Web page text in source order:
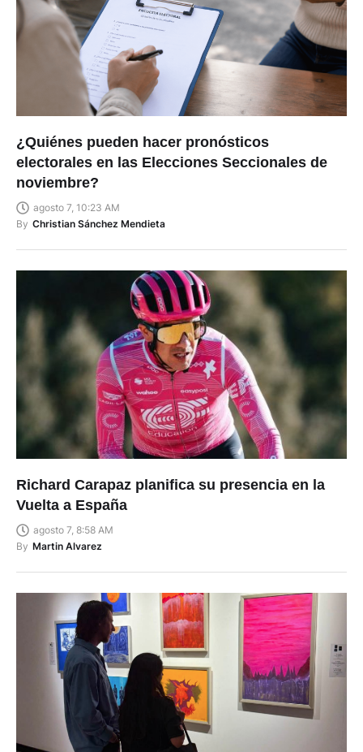
¿Quiénes pueden hacer pronósticos
electorales en las Elecciones Seccionales de
noviembre?
agosto 7, 10:23 AM
By Christian Sánchez Mendieta
Richard Carapaz planifica su presencia en la
Vuelta a España
agosto 7, 8:58 AM
By Martin Alvarez